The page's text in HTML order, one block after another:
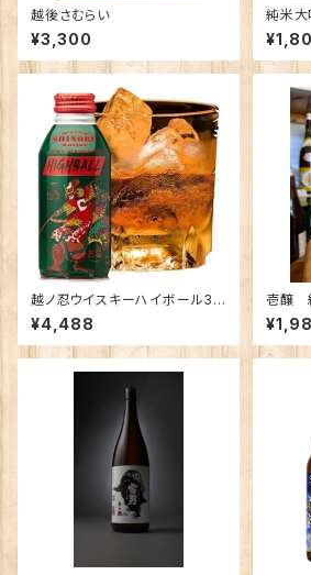
越後さむらい
¥3,300
純米
ばき
越ノ忍ウイスキーハイボール38
0ml×12本/Alc.8％
¥4,488
壱醸
づち